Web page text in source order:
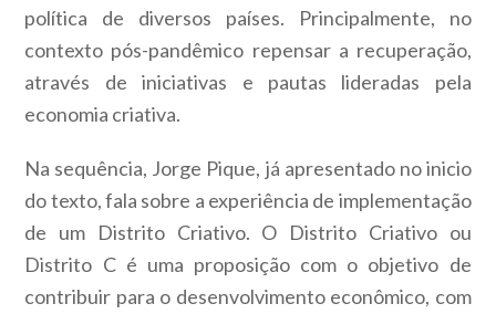
política de diversos países. Principalmente, no
contexto pós-pandêmico repensar a recuperação,
através de iniciativas e pautas lideradas pela
economia criativa.
Na sequência, Jorge Pique, já apresentado no inicio
do texto, fala sobre a experiência de implementação
de um Distrito Criativo. O Distrito Criativo ou
Distrito C é uma proposição com o objetivo de
contribuir para o desenvolvimento econômico, com